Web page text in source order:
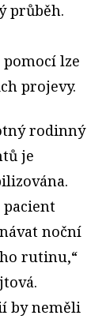
průběh.
lze
projevy.
rodinný
je
pacient
noční
rutinu,“
by neměli